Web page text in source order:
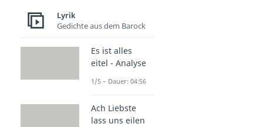
Lyrik
Gedichte aus dem Barock
Es ist alles
eitel - Analyse
1/5 – Dauer: 04:56
Ach Liebste
lass uns eilen